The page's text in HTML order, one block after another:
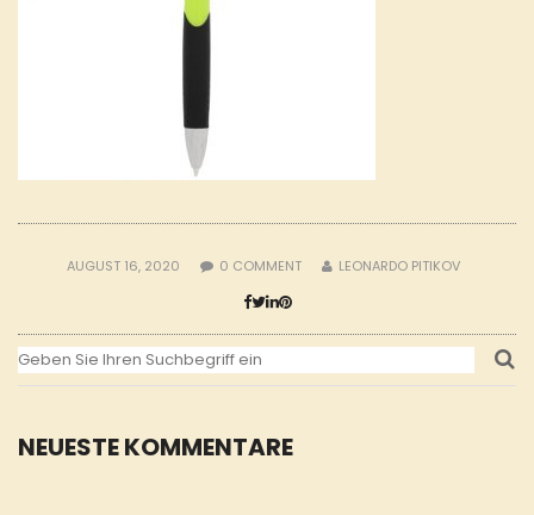
NEUESTE KOMMENTARE
AUGUST 16, 2020 0 COMMENT LEONARDO PITIKOV